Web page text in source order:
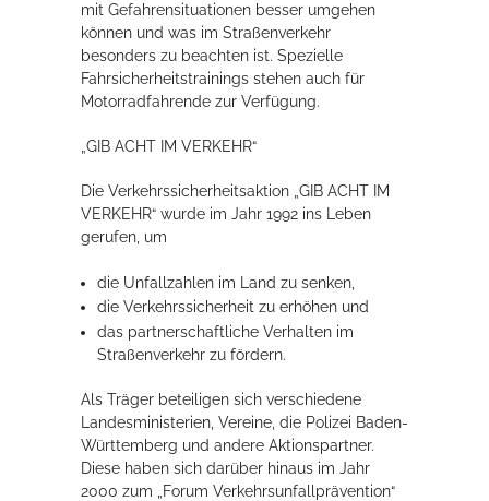
mit Gefahrensituationen besser umgehen
können und was im Straßenverkehr
besonders zu beachten ist. Spezielle
Fahrsicherheitstrainings stehen auch für
Motorradfahrende zur Verfügung.
„GIB ACHT IM VERKEHR“
Die Verkehrssicherheitsaktion „GIB ACHT IM
VERKEHR“ wurde im Jahr 1992 ins Leben
gerufen, um
die Unfallzahlen im Land zu senken,
die Verkehrssicherheit zu erhöhen und
das partnerschaftliche Verhalten im
Straßenverkehr zu fördern.
Als Träger beteiligen sich verschiedene
Landesministerien, Vereine, die Polizei Baden-
Württemberg und andere Aktionspartner.
Diese haben sich darüber hinaus im Jahr
2000 zum „Forum Verkehrsunfallprävention“